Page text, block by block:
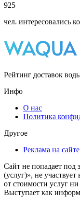
925
чел. интересовались
Рейтинг доставок
Инфо
О нас
Политика
Другое
Реклама на сайте
Сайт не попадает под
(услуг)», не
от стоимости услуг
Выступает как